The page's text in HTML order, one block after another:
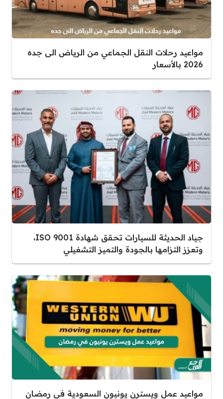
مواعيد رحلات النقل الجماعي من الرياض الى جده
2026 بالأسعار
جياد الحديثة للسيارات تحقق شهادة ISO 9001،
وتعزز التزامها بالجودة والتميز التشغيلي
مواعيد عمل ويسترن يونيون السعودية في رمضان